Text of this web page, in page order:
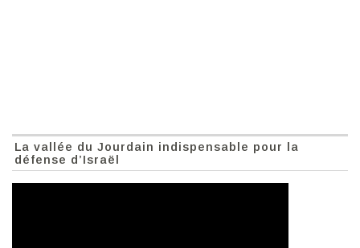
La vallée du Jourdain indispensable pour la
défense d’Israël